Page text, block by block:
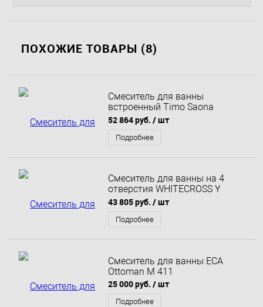
ПОХОЖИЕ ТОВАРЫ (8)
Смеситель для ванны
встроенный Timo Saona
2314/17YSM Золото матовое
52 864 руб. / шт
Подробнее
Смеситель для ванны на 4
отверстия WHITECROSS Y
Y1232GLB (брашированное
золото)
43 805 руб. / шт
Подробнее
Смеситель для ванны ECA
Ottoman M 411
25 000 руб. / шт
Подробнее